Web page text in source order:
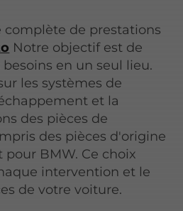
de prestations
Notre objectif est de
en un seul lieu.
les systèmes de
et la
des pièces de
des pièces d'origine
BMW. Ce choix
intervention et le
de votre voiture.